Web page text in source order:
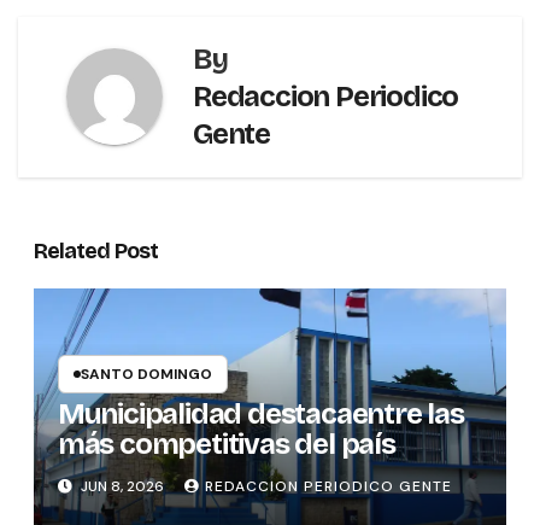
By
Redaccion Periodico
Gente
Related Post
SANTO DOMINGO
Municipalidad destacaentre las
más competitivas del país
JUN 8, 2026 REDACCION PERIODICO GENTE